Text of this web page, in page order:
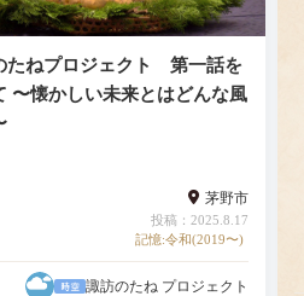
たねプロジェクト 第一話を
〜懐かしい未来とはどんな風
茅野市
投稿：2025.8.17
記憶:令和(2019〜)
諏訪のたね プロジェクト